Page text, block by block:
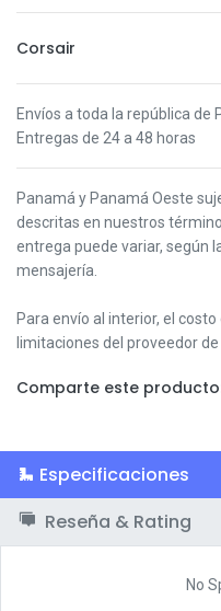
Corsair
Envíos a toda la república de
Entregas de 24 a 48 horas
Panamá y Panamá Oeste s
descritas en nuestros
entrega puede variar, según
mensajería.
Para envío al interior, el
limitaciones del proveedor de
Comparte este
Especificaciones
Reseña & Rating
No